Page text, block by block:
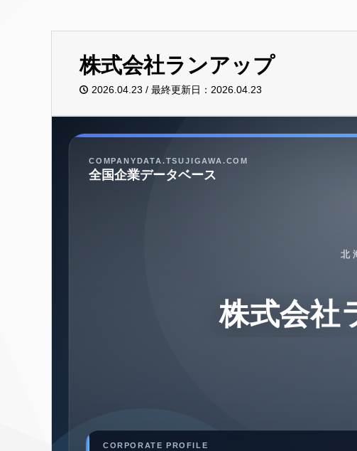
株式会社ランアップ
2026.04.23 / 最終更新日：2026.04.23